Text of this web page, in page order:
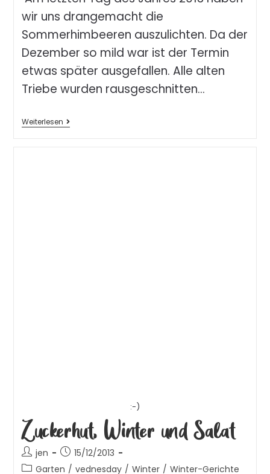
wir uns drangemacht die
Sommerhimbeeren auszulichten. Da der
Dezember so mild war ist der Termin
etwas später ausgefallen. Alle alten
Triebe wurden rausgeschnitten…
Weiterlesen
:-)
Zuckerhut, Winter und Salat
jen
15/12/2013
Garten / vednesday / Winter / Winter-Gerichte